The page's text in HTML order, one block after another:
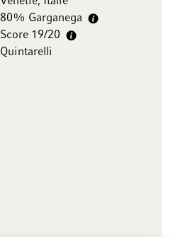
80% Garganega
Score 19/20
Quintarelli